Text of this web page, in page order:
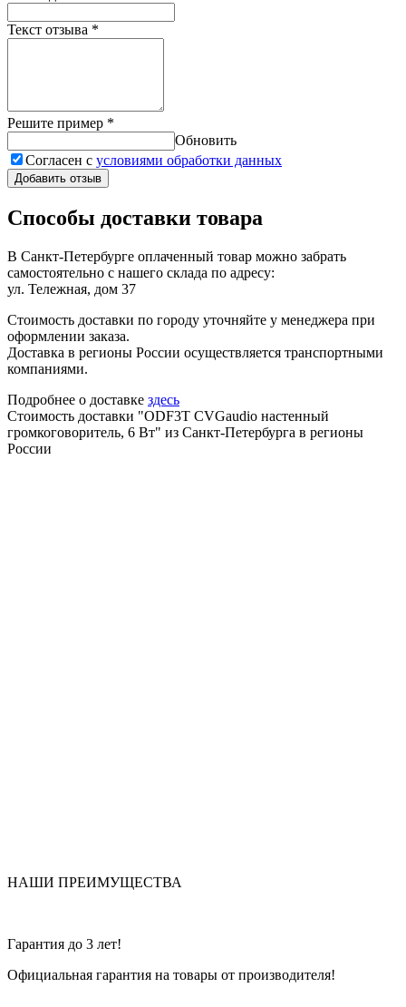
Текст отзыва *
Решите пример *
Обновить
Согласен с условиями обработки данных
Добавить отзыв
Способы доставки товара
В Санкт-Петербурге оплаченный товар можно забрать
самостоятельно с нашего склада по адресу:
ул. Тележная, дом 37
Стоимость доставки по городу уточняйте у менеджера при
оформлении заказа.
Доставка в регионы России осуществляется транспортными
компаниями.
Подробнее о доставке здесь
Стоимость доставки "ODF3T CVGaudio настенный
громкоговоритель, 6 Вт" из Санкт-Петербурга в регионы
России
НАШИ ПРЕИМУЩЕСТВА
Гарантия до 3 лет!
Официальная гарантия на товары от производителя!